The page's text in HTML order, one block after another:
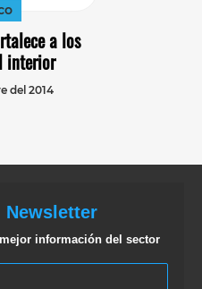
a los
interior
del 2014
Newsletter
información del sector